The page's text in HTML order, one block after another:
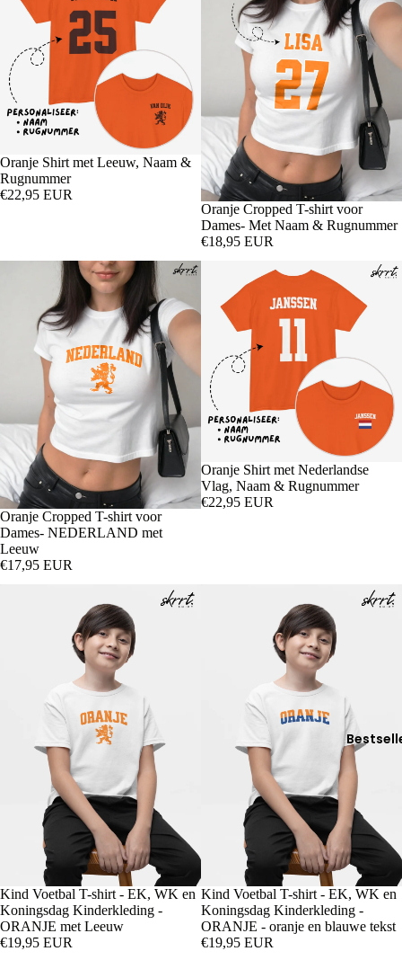
Oranje Shirt met Leeuw, Naam &
Rugnummer
€22,95 EUR
Oranje Cropped T-shirt voor
Dames- Met Naam & Rugnummer
€18,95 EUR
Oranje Cropped T-shirt voor
Dames- NEDERLAND met
Leeuw
€17,95 EUR
Oranje Shirt met Nederlandse
Vlag, Naam & Rugnummer
€22,95 EUR
Kind Voetbal T-shirt - EK, WK en
Koningsdag Kinderkleding -
ORANJE met Leeuw
€19,95 EUR
Kind Voetbal T-shirt - EK, WK en
Koningsdag Kinderkleding -
ORANJE - oranje en blauwe tekst
€19,95 EUR